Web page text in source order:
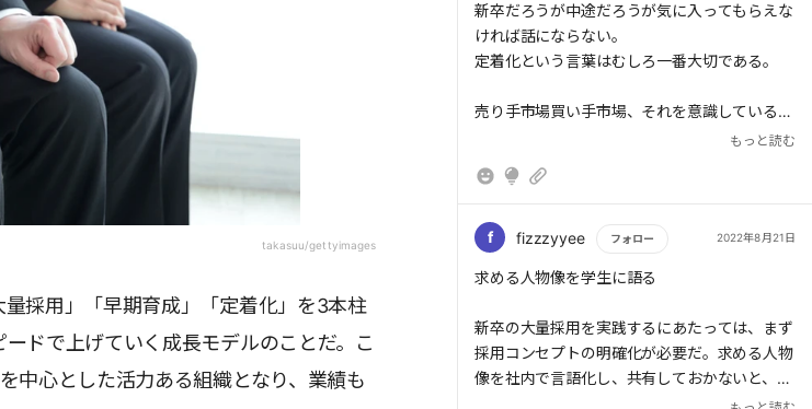
takasuu/gettyimages
採用」「早期育成」「定着化」を3本柱
ドで上げていく成長モデルのことだ。こ
中心とした活力ある組織となり、業績も
> 入社計画で採用予定人数が決まっているな
ら、その目標を達成するための採用計画を年間
スケジュールに落とし込む。インターンシップ
ト・リクルーティングでは何人という具合だ。
目安としては、新卒を10人採用したいなら20
人に内定を出す、内定者を20人確保したいなら
に説明会に来てもらうには300人の名簿を集め
る必要がある。そしてその300人を集めるため
のチャネルを検討していくのだ。
> 効率的な早期育成と定着率アップには、内定
者研修が有効だ。内定から入社までの半年間で
体系立った研修を行えば、会社と内定者の距離
が縮まり、入社直後に新人が辞めるような事態
もっと読む
新卒だろうが中途だろうが気に入ってもらえな
ければ話にならない。
定着化という言葉はむしろ一番大切である。
売り手市場買い手市場、それを意識しているレ
多い。
もっと読む
f fizzzyyee フォロー 2022年8月21日
もっと読む
求める人物像を学生に語る
新卒の大量採用を実践するにあたっては、まず
採用コンセプトの明確化が必要だ。求める人物
像を社内で言語化し、共有しておかないと、選